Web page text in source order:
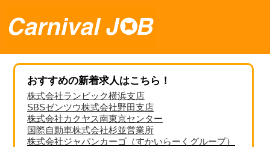
おすすめの新着求人はこちら！
株式会社ランビック横浜支店
SBSゼンツウ株式会社野田支店
株式会社カクヤス南東京センター
国際自動車株式会社杉並営業所
株式会社ジャパンカーゴ（すかいらーくグループ）